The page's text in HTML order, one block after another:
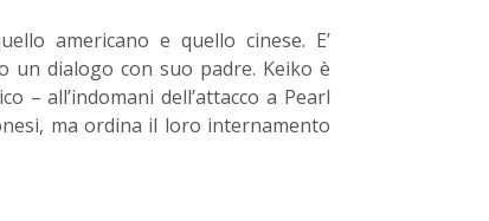
americano e quello cinese. E’
un dialogo con suo padre. Keiko è
– all’indomani dell’attacco a Pearl
ma ordina il loro internamento